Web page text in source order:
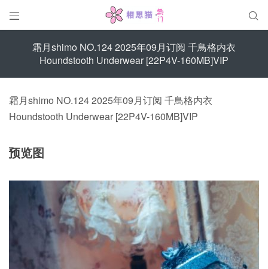
 
霜月shimo NO.124 2025年09月订阅 千鳥格内衣
Houndstooth Underwear [22P4V-160MB]VIP
霜月shimo NO.124 2025年09月订阅 千鳥格内衣
Houndstooth Underwear [22P4V-160MB]VIP
预览图